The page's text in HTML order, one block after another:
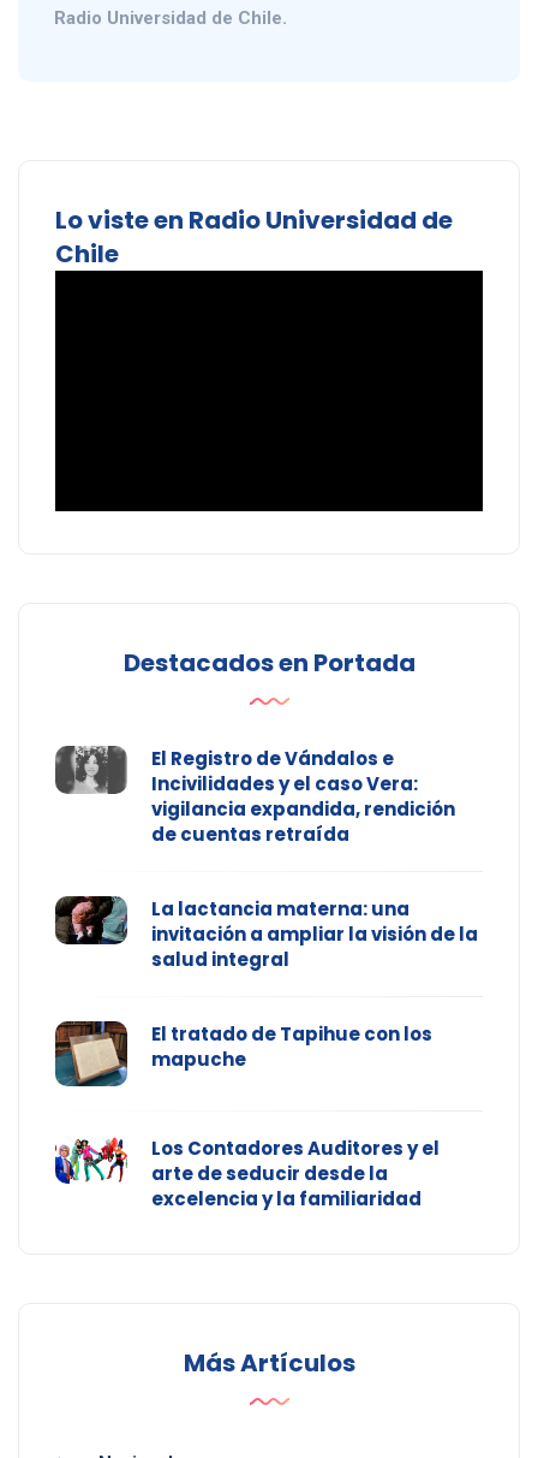
Radio Universidad de Chile.
Lo viste en Radio Universidad de
Chile
Destacados en Portada
El Registro de Vándalos e
Incivilidades y el caso Vera:
vigilancia expandida, rendición
de cuentas retraída
La lactancia materna: una
invitación a ampliar la visión de la
salud integral
El tratado de Tapihue con los
mapuche
Los Contadores Auditores y el
arte de seducir desde la
excelencia y la familiaridad
Más Artículos